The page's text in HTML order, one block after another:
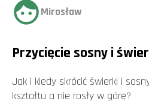
Mirosław
Przycięcie sosny i
Jak i kiedy skrócić świerki i
kształtu a nie rosły w górę?